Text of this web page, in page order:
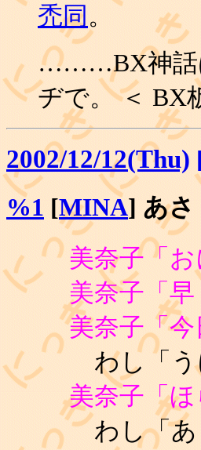
禿同 。
………BX神話
ヂで。 ＜ BX
2002/12/12(Thu)
%1 [MINA] あさ
美奈子「
美奈子「
美奈子「
わし「
美奈子「
わし「あ